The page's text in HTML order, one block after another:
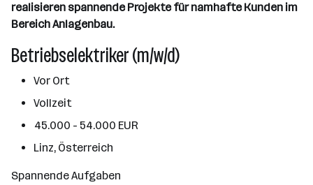
realisieren spannende Projekte für namhafte Kunden im
Bereich Anlagenbau.
Betriebselektriker (m/w/d)
Vor Ort
Vollzeit
45.000 - 54.000 EUR
Linz, Österreich
Spannende Aufgaben